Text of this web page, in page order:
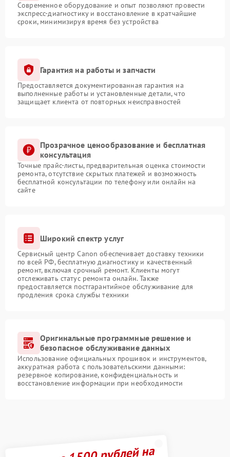
Современное оборудование и опыт позволяют провести
экспресс-диагностику и восстановление в кратчайшие
сроки, минимизируя время без устройства
Гарантия на работы и запчасти
Предоставляется документированная гарантия на
выполненные работы и установленные детали, что
защищает клиента от повторных неисправностей
Прозрачное ценообразование и бесплатная
консультация
Точные прайс-листы, предварительная оценка стоимости
ремонта, отсутствие скрытых платежей и возможность
бесплатной консультации по телефону или онлайн на
сайте
Широкий спектр услуг
Сервисный центр Canon обеспечивает доставку техники
по всей РФ, бесплатную диагностику и качественный
ремонт, включая срочный ремонт. Клиенты могут
отслеживать статус ремонта онлайн. Также
предоставляется постгарантийное обслуживание для
продления срока службы техники
Оригинальные программные решение и
безопасное обслуживание данных
Использование официальных прошивок и инструментов,
аккуратная работа с пользовательскими данными:
резервное копирование, конфиденциальность и
восстановление информации при необходимости